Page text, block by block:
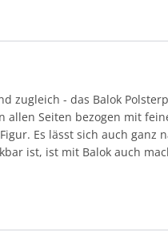
zugleich - das Balok
Seiten bezogen mit
Es lässt sich auch ganz
ist, ist mit Balok auch